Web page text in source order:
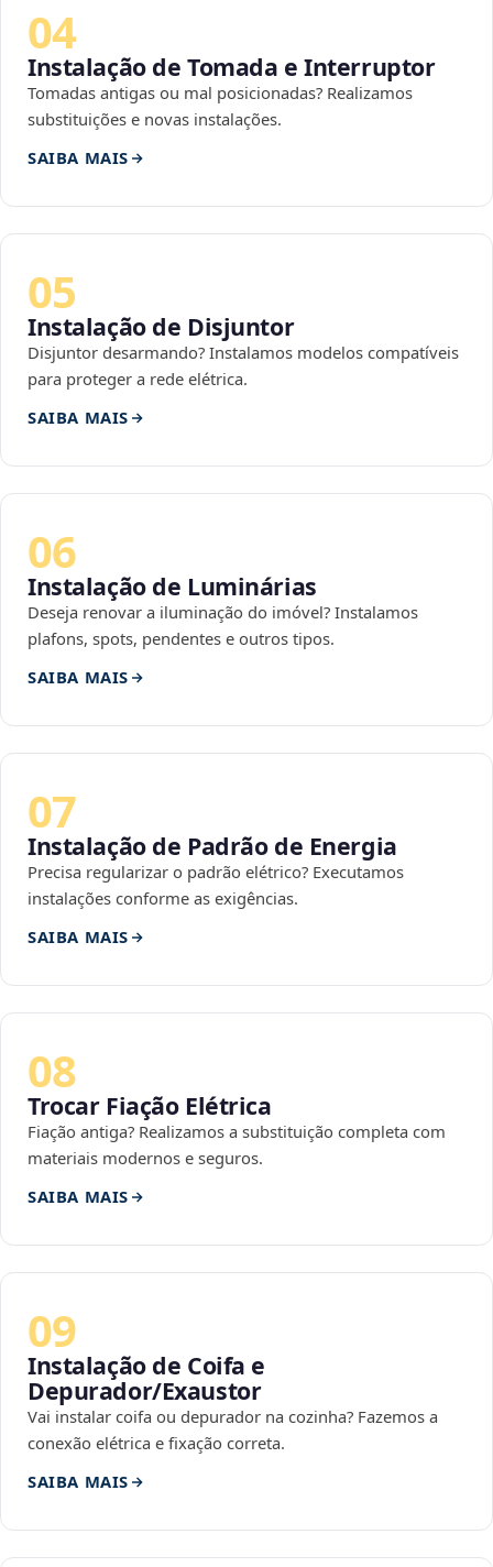
04
Instalação de Tomada e Interruptor
Tomadas antigas ou mal posicionadas? Realizamos
substituições e novas instalações.
SAIBA MAIS
05
Instalação de Disjuntor
Disjuntor desarmando? Instalamos modelos compatíveis
para proteger a rede elétrica.
SAIBA MAIS
06
Instalação de Luminárias
Deseja renovar a iluminação do imóvel? Instalamos
plafons, spots, pendentes e outros tipos.
SAIBA MAIS
07
Instalação de Padrão de Energia
Precisa regularizar o padrão elétrico? Executamos
instalações conforme as exigências.
SAIBA MAIS
08
Trocar Fiação Elétrica
Fiação antiga? Realizamos a substituição completa com
materiais modernos e seguros.
SAIBA MAIS
09
Instalação de Coifa e
Depurador/Exaustor
Vai instalar coifa ou depurador na cozinha? Fazemos a
conexão elétrica e fixação correta.
SAIBA MAIS